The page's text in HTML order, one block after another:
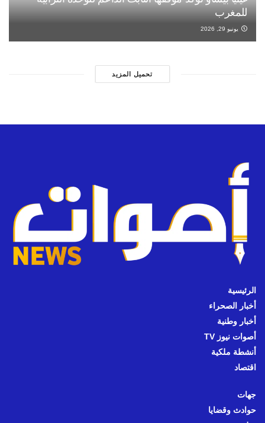
للمغرب
يونيو 29, 2026
تحميل المزيد
الرئيسية
أخبار الصحراء
أخبار وطنية
أصوات نيوز TV
أنشطة ملكية
اقتصاد
جهات
حوادث وقضايا